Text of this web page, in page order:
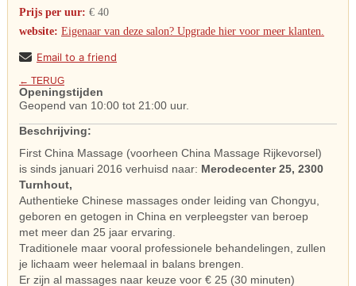
Prijs per uur: € 40
website: Eigenaar van deze salon? Upgrade hier voor meer klanten.
Email to a friend
← TERUG
Openingstijden
Geopend van 10:00 tot 21:00 uur.
Beschrijving:
First China Massage (voorheen China Massage Rijkevorsel)
is sinds januari 2016 verhuisd naar: Merodecenter 25, 2300
Turnhout,
Authentieke Chinese massages onder leiding van Chongyu,
geboren en getogen in China en verpleegster van beroep
met meer dan 25 jaar ervaring.
Traditionele maar vooral professionele behandelingen, zullen
je lichaam weer helemaal in balans brengen.
Er zijn al massages naar keuze voor € 25 (30 minuten)